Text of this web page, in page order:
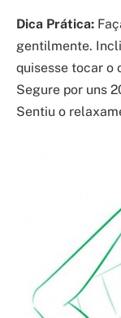
Dica Prática:
gentilmente.
quisesse tocar o
Segure por uns
Sentiu o